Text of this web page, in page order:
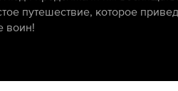
путешествие, которое
воин!